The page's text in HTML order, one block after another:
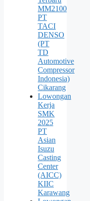
MM2100
PT
TACI
DENSO
(PT
TD
Automotive
Compressor
Indonesia)
Cikarang
Lowongan
Kerja
SMK
2025
PT
Asian
Isuzu
Casting
Center
(AICC)
KIIC
Karawang